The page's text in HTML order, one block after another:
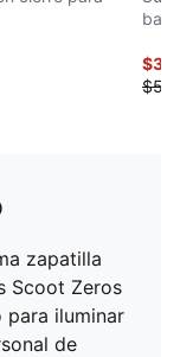
zapatilla
Scoot Zeros
para iluminar
de